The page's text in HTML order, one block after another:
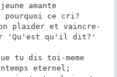
amante
pourquoi ce cri?
plaider et vaincre-
'Qu'est qu'il dit?'
tu dis toi-meme
eternel;